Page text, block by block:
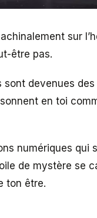
sur
être pas.
devenues
en toi
numériques qui
de mystère se
ton être.